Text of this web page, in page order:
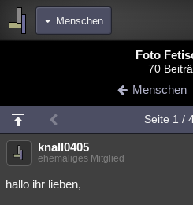
Menschen
Blogs
Chat Wiki Neuigkeiten
meine Rubriken
Menschen Wissenschaft
Spiritualität
Foto
70
Menschen
Seite 1 /
knall0405
ehemaliges Mitglied
hallo ihr lieben,